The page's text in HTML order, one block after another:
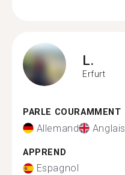
L.
Erfurt
PARLE COURAMMENT
Allemand Anglais
APPREND
Espagnol